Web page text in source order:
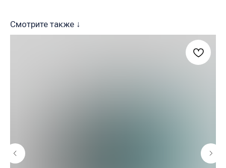
Смотрите также ↓